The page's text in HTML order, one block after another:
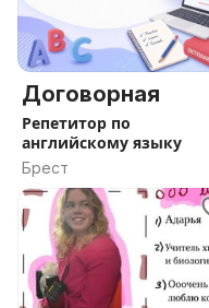
Договорная
Репетитор по
английскому языку
Брест